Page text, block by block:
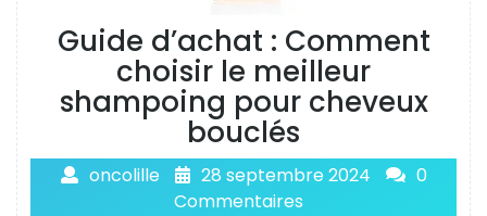
Guide d’achat : Comment
choisir le meilleur
shampoing pour cheveux
bouclés
oncolille 28 septembre 2024
0
Commentaires